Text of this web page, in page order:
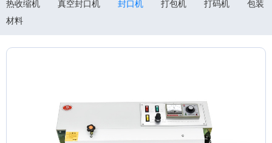
热收缩机 真空封口机 封口机 打包机 打码机
包装
材料